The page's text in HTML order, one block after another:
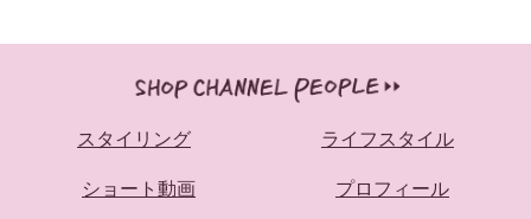
スタイリング ライフスタイル
ショート動画 プロフィール